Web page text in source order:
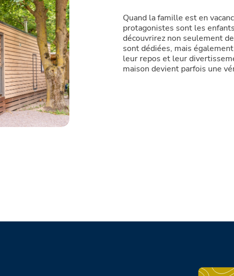
Quand la famille est en
protagonistes sont les
découvrirez non seulement
sont dédiées, mais
leur repos et leur
maison devient parfois une